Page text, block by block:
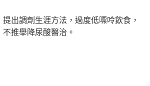
調劑生涯方法，過度低嘌呤飲食，
推舉降尿酸醫治。